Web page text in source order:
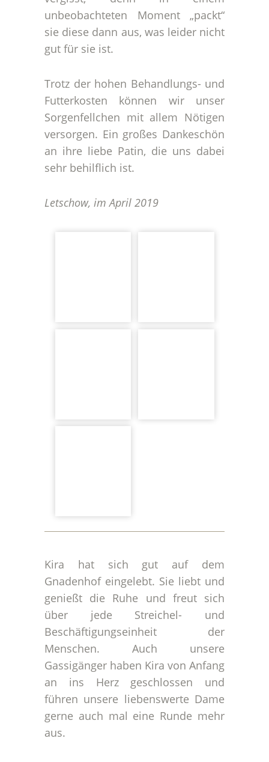
unbeobachteten Moment „packt“
sie diese dann aus, was leider nicht
gut für sie ist.
Trotz der hohen Behandlungs- und
Futterkosten können wir unser
Sorgenfellchen mit allem Nötigen
versorgen. Ein großes Dankeschön
an ihre liebe Patin, die uns dabei
sehr behilflich ist.
Letschow, im April 2019
Kira hat sich gut auf dem
Gnadenhof eingelebt. Sie liebt und
genießt die Ruhe und freut sich
über jede Streichel- und
Beschäftigungseinheit der
Menschen. Auch unsere
Gassigänger haben Kira von Anfang
an ins Herz geschlossen und
führen unsere liebenswerte Dame
gerne auch mal eine Runde mehr
aus.